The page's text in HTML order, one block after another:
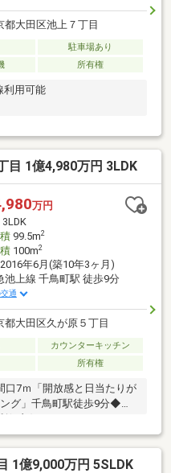
都大田区池上７丁目
駐車場あり
所有権
利用可能
目 1億4,980万円 3LDK
万円
3LDK
99.5m2
100m2
2016年6月(築10年3ヶ月)
池上線 千鳥町駅 徒歩9分
通
都大田区久が原５丁目
カウンターキッチン
所有権
口7ｍ「開放感と日当たりが
ング」千鳥町駅徒歩9分◆◆
1億9,000万円 5SLDK